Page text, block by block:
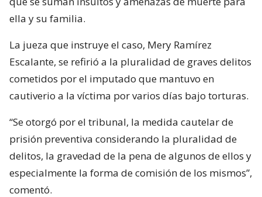
ella y su familia.
La jueza que instruye el caso, Mery Ramírez
Escalante, se refirió a la pluralidad de graves delitos
cometidos por el imputado que mantuvo en
cautiverio a la víctima por varios días bajo torturas.
“Se otorgó por el tribunal, la medida cautelar de
prisión preventiva considerando la pluralidad de
delitos, la gravedad de la pena de algunos de ellos y
especialmente la forma de comisión de los mismos”,
comentó.